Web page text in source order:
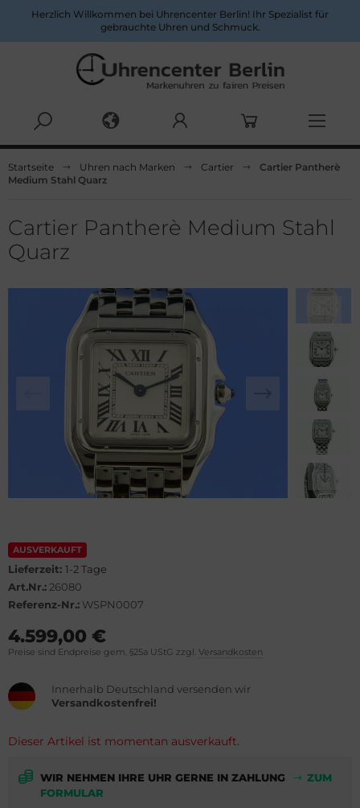
Herzlich Willkommen bei Uhrencenter Berlin! Ihr Spezialist für
gebrauchte Uhren und Schmuck.
Startseite Uhren nach Marken Cartier
Cartier Pantherè
Medium Stahl Quarz
Cartier Pantherè Medium Stahl
Quarz
AUSVERKAUFT
Lieferzeit: 1-2 Tage
Art.Nr.: 26080
Referenz-Nr.: WSPN0007
4.599,00 €
Preise sind Endpreise gem. §25a UStG zzgl. Versandkosten
Innerhalb Deutschland versenden wir
Versandkostenfrei!
Dieser Artikel ist momentan ausverkauft.
WIR NEHMEN IHRE UHR GERNE IN ZAHLUNG
ZUM
FORMULAR
Alles anzeigen aus Herrenuhren
& Mercier
Alles anzeigen aus Damenuhren
Söhnle
Lemans
LeCoultre
Lacroix
Dubuis